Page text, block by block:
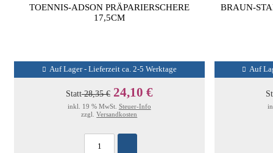
TOENNIS-ADSON PRÄPARIERSCHERE
17,5CM
Auf Lager - Lieferzeit ca. 2-5 Werktage
Statt28,35 € 24,10 €
inkl. 19 % MwSt. Steuer-Info
zzgl.Versandkosten
BRAUN-
Auf